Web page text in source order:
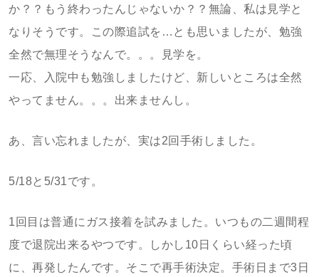
か？？もう終わったんじゃないか？？無論、私は見学と
なりそうです。この際追試を…とも思いましたが、勉強
全然で無理そうなんで。。。見学を。
一応、入院中も勉強しましたけど、新しいところは全然
やってません。。。出来ませんし。
あ、言い忘れましたが、実は2回手術しました。
5/18と5/31です。
1回目は普通にガス接着を試みました。いつもの二週間程
度で退院出来るやつです。しかし10日くらい経った頃
に、再発したんです。そこで再手術決定。手術日まで3日